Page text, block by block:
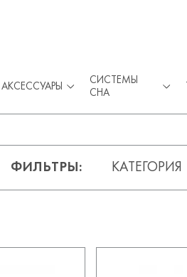
АКСЕССУАРЫ
СИСТЕМЫ
СНА
ФИЛЬТРЫ КАТЕГОРИЯ